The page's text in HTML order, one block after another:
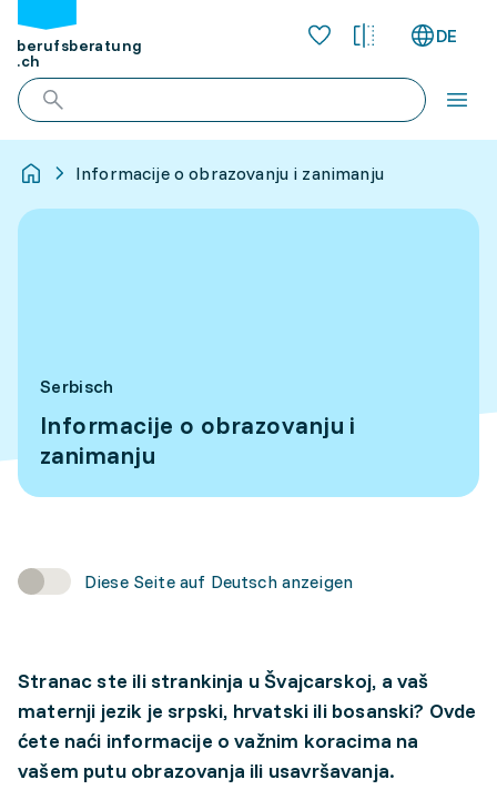
berufsberatung
.ch
DE
Informacije o obrazovanju i zanimanju
Serbisch
Informacije o obrazovanju i
zanimanju
Diese Seite auf Deutsch anzeigen
Stranac ste ili strankinja u Švajcarskoj, a vaš
maternji jezik je srpski, hrvatski ili bosanski? Ovde
ćete naći informacije o važnim koracima na
vašem putu obrazovanja ili usavršavanja.